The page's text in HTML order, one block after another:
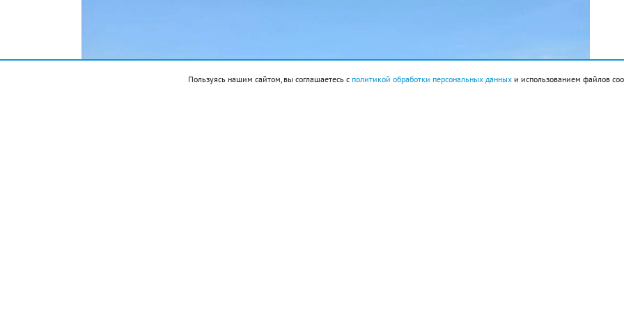
Пользуясь нашим сайтом, вы соглашаетесь с политикой обработки персональных данныхи использованием файлов